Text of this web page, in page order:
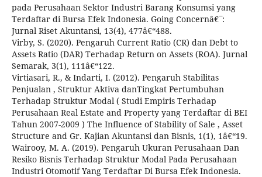
pada Perusahaan Sektor Industri Barang Konsumsi yang
Terdaftar di Bursa Efek Indonesia. Going Concernâ€¯:
Jurnal Riset Akuntansi, 13(4), 477â€“488.
Virby, S. (2020). Pengaruh Current Ratio (CR) dan Debt to
Assets Ratio (DAR) Terhadap Return on Assets (ROA). Jurnal
Semarak, 3(1), 111â€“122.
Virtiasari, R., & Indarti, I. (2012). Pengaruh Stabilitas
Penjualan , Struktur Aktiva danTingkat Pertumbuhan
Terhadap Struktur Modal ( Studi Empiris Terhadap
Perusahaan Real Estate and Property yang Terdaftar di BEI
Tahun 2007-2009 ) The Influence of Stability of Sale , Asset
Structure and Gr. Kajian Akuntansi dan Bisnis, 1(1), 1â€“19.
Wairooy, M. A. (2019). Pengaruh Ukuran Perusahaan Dan
Resiko Bisnis Terhadap Struktur Modal Pada Perusahaan
Industri Otomotif Yang Terdaftar Di Bursa Efek Indonesia.